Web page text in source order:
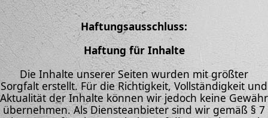
Haftungsausschluss:
Haftung für Inhalte
Die Inhalte unserer Seiten wurden mit größter
Sorgfalt erstellt. Für die Richtigkeit, Vollständigkeit und
Aktualität der Inhalte können wir jedoch keine Gewähr
übernehmen. Als Diensteanbieter sind wir gemäß § 7